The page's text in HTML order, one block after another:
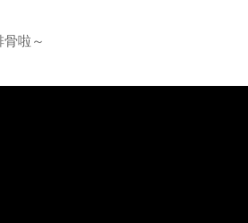
啦～